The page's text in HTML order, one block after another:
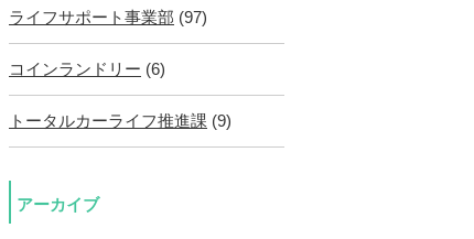
ライフサポート事業部 (97)
コインランドリー (6)
トータルカーライフ推進課 (9)
アーカイブ